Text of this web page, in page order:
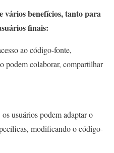
vários benefícios, tanto para
finais:
ao código-fonte,
podem colaborar, compartilhar
os usuários podem adaptar o
modificando o código-